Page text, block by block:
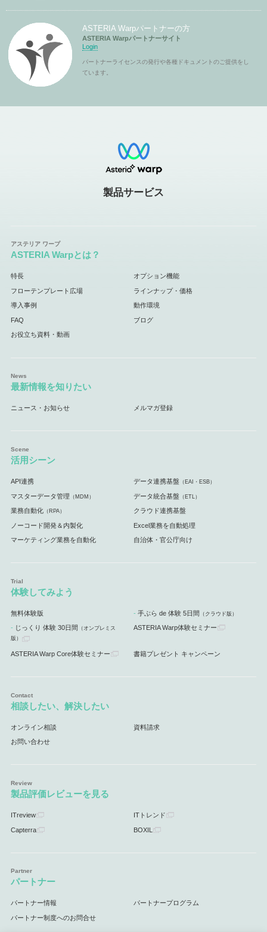
ASTERIA Warpパートナーの方
ASTERIA Warpパートナーサイト
Login
パートナーライセンスの発行や各種ドキュメントのご提供をし
ています。
製品サービス
ASTERIA Warpとは？
特長 オプション機能
フローテンプレート広場 ラインナップ・価格
導入事例 動作環境
FAQ ブログ
お役立ち資料・動画
最新情報を知りたい
ニュース・お知らせ メルマガ登録
活用シーン
API連携 データ連携基盤 （EAI・ESB）
マスターデータ管理 （MDM） データ統合基盤 （ETL）
業務自動化（RPA） クラウド連携基盤
ノーコード開発＆内製化 Excel業務を自動処理
マーケティング業務を自動化 自治体・官公庁向け
体験してみよう
無料体験版 手ぶら de 体験 5日間 （クラウド版）
じっくり 体験 30日間 （オンプレミス
版）
ASTERIA Warp体験セミナー
ASTERIA Warp Core体験セミナー 書籍プレゼント キャンペーン
相談したい、解決したい
オンライン相談 資料請求
お問い合わせ
製品評価レビューを見る
ITreview ITトレンド
Capterra BOXIL
パートナー
パートナー情報 パートナープログラム
パートナー制度へのお問合せ